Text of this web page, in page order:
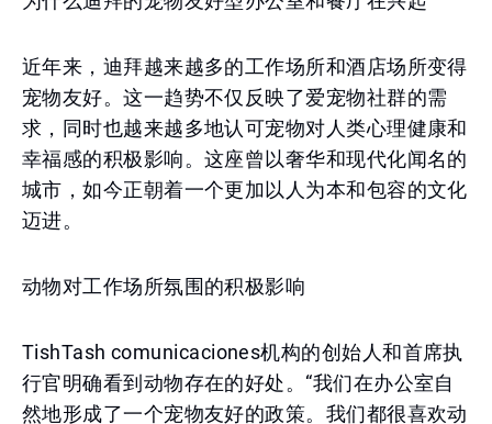
近年来，迪拜越来越多的工作场所和酒店场所变得
宠物友好。这一趋势不仅反映了爱宠物社群的需
求，同时也越来越多地认可宠物对人类心理健康和
幸福感的积极影响。这座曾以奢华和现代化闻名的
城市，如今正朝着一个更加以人为本和包容的文化
迈进。
动物对工作场所氛围的积极影响
TishTash comunicaciones机构的创始人和首席执
行官明确看到动物存在的好处。“我们在办公室自
然地形成了一个宠物友好的政策。我们都很喜欢动